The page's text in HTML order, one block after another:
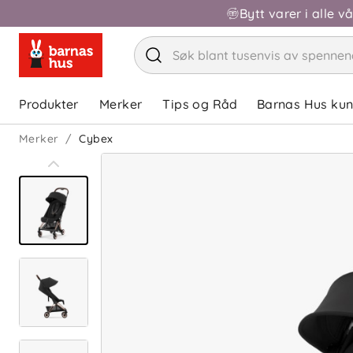
Bytt varer i alle
Produkter Merker Tips og Råd Barnas Hus
Merker Cybex